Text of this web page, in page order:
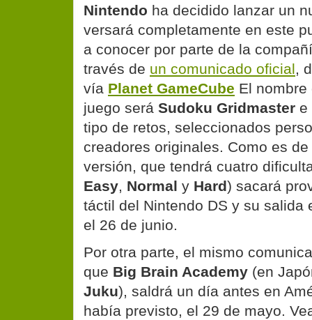
Nintendo ha decidido lanzar un
versará completamente en este
a conocer por parte de la
través de un comunicado oficial,
vía Planet GameCube El
juego será Sudoku Gridmaster e
tipo de retos, seleccionados
creadores originales. Como es
versión, que tendrá cuatro
Easy, Normal y Hard) sacará
táctil del Nintendo DS y su salida
el 26 de junio.
Por otra parte, el mismo
que Big Brain Academy (en
Juku), saldrá un día antes en
había previsto, el 29 de mayo.